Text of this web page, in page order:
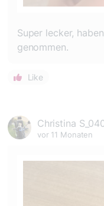
Super lecker,
genommen.
Like
Christina
vor 11 Monaten